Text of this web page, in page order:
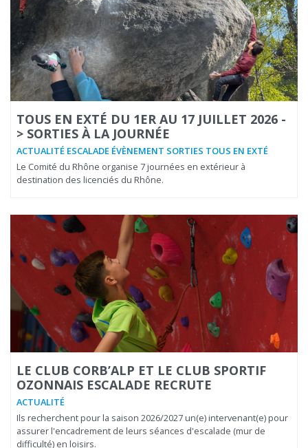
TOUS EN EXTÉ DU 1ER AU 17 JUILLET 2026 -
> SORTIES À LA JOURNÉE
ACTUALITÉ ESCALADE ÉVÈNEMENT SORTIES TOUS EN EXTÉ
Le Comité du Rhône organise 7 journées en extérieur à
destination des licenciés du Rhône.
LE CLUB CORB’ALP ET LE CLUB SPORTIF
OZONNAIS ESCALADE RECRUTE
ACTUALITÉ
Ils recherchent pour la saison 2026/2027 un(e) intervenant(e) pour
assurer l'encadrement de leurs séances d'escalade (mur de
difficulté) en loisirs.